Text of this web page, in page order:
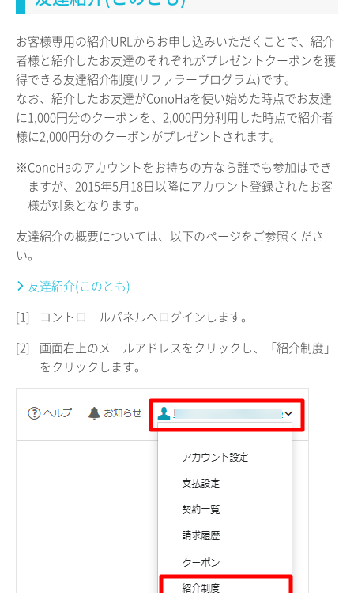
お客様専用の紹介URLからお申し込みいただくことで、紹介
者様と紹介したお友達のそれぞれがプレゼントクーポンを獲
得できる友達紹介制度(リファラープログラム)です。
なお、紹介したお友達がConoHaを使い始めた時点でお友達
に1,000円分のクーポンを、2,000円分利用した時点で紹介者
様に2,000円分のクーポンがプレゼントされます。
※ConoHaのアカウントをお持ちの方なら誰でも参加はでき
ますが、2015年5月18日以降にアカウント登録されたお客
様が対象となります。
友達紹介の概要については、以下のページをご参照くださ
い。
友達紹介(このとも)
[1]
コントロールパネルへログインします。
[2]
画面右上のメールアドレスをクリックし、「紹介制度」
をクリックします。